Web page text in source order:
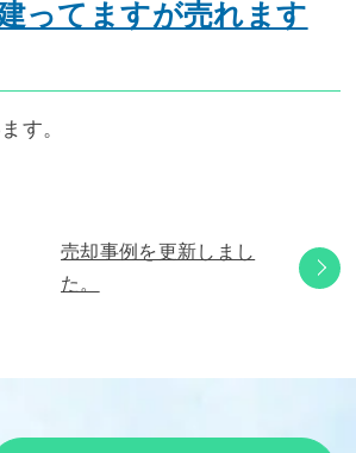
ってますが売れます
す。
売却事例を更新しまし
た。